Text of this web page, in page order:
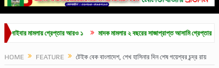
মামলায় গ্রেপ্তার আরও ১ মাদক মামলার ২ বছরের সাজাপ্রাপ্ত আসামি গ্রেপ্তার
HOME FEATURE টেইক বেক বাংলাদেশ, শেখ হাসিনার দিন শেষ গয়েশ্বর চন্দ্র রায়